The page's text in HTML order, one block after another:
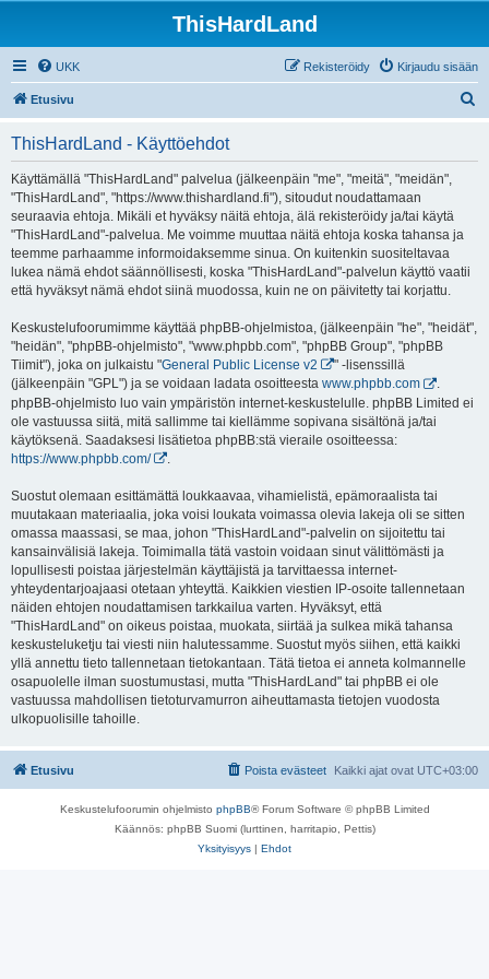
ThisHardLand
UKK Kirjaudu sisään
Rekisteröidy
Etusivu
ThisHardLand - Käyttöehdot
Käyttämällä "ThisHardLand" palvelua (jälkeenpäin "me", "meitä", "meidän",
"ThisHardLand", "https://www.thishardland.fi"), sitoudut noudattamaan
seuraavia ehtoja. Mikäli et hyväksy näitä ehtoja, älä rekisteröidy ja/tai käytä
"ThisHardLand"-palvelua. Me voimme muuttaa näitä ehtoja koska tahansa ja
teemme parhaamme informoidaksemme sinua. On kuitenkin suositeltavaa
lukea nämä ehdot säännöllisesti, koska "ThisHardLand"-palvelun käyttö vaatii
että hyväksyt nämä ehdot siinä muodossa, kuin ne on päivitetty tai korjattu.
Keskustelufoorumimme käyttää phpBB-ohjelmistoa, (jälkeenpäin "he", "heidät",
"heidän", "phpBB-ohjelmisto", "www.phpbb.com", "phpBB Group", "phpBB
Tiimit"), joka on julkaistu "General Public License v2
" -lisenssillä
(jälkeenpäin "GPL") ja se voidaan ladata osoitteesta www.phpbb.com
.
phpBB-ohjelmisto luo vain ympäristön internet-keskustelulle. phpBB Limited ei
ole vastuussa siitä, mitä sallimme tai kiellämme sopivana sisältönä ja/tai
käytöksenä. Saadaksesi lisätietoa phpBB:stä vieraile osoitteessa:
https://www.phpbb.com/
Suostut olemaan esittämättä loukkaavaa, vihamielistä, epämoraalista tai
muutakaan materiaalia, joka voisi loukata voimassa olevia lakeja oli se sitten
omassa maassasi, se maa, johon "ThisHardLand"-palvelin on sijoitettu tai
kansainvälisiä lakeja. Toimimalla tätä vastoin voidaan sinut välittömästi ja
lopullisesti poistaa järjestelmän käyttäjistä ja tarvittaessa internet-
yhteydentarjoajaasi otetaan yhteyttä. Kaikkien viestien IP-osoite tallennetaan
näiden ehtojen noudattamisen tarkkailua varten. Hyväksyt, että
"ThisHardLand" on oikeus poistaa, muokata, siirtää ja sulkea mikä tahansa
keskusteluketju tai viesti niin halutessamme. Suostut myös siihen, että kaikki
yllä annettu tieto tallennetaan tietokantaan. Tätä tietoa ei anneta kolmannelle
osapuolelle ilman suostumustasi, mutta "ThisHardLand" tai phpBB ei ole
vastuussa mahdollisen tietoturvamurron aiheuttamasta tietojen vuodosta
ulkopuolisille tahoille.
Etusivu Kaikki ajat ovat UTC+03:00
Poista evästeet
Keskustelufoorumin ohjelmisto phpBB® Forum Software © phpBB Limited
Käännös: phpBB Suomi (lurttinen, harritapio, Pettis)
Yksityisyys | Ehdot